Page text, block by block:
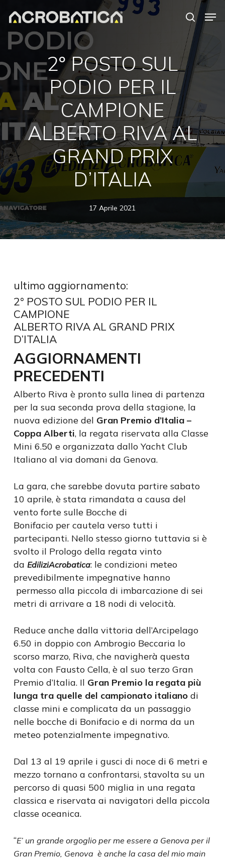
main
content
search
2° POSTO SUL
PODIO PER IL
CAMPIONE
ALBERTO RIVA AL
GRAND PRIX
D’ITALIA
17 Aprile 2021
ultimo aggiornamento:
2° POSTO SUL PODIO PER IL
CAMPIONE
ALBERTO RIVA AL GRAND PRIX
D’ITALIA
AGGIORNAMENTI
PRECEDENTI
Alberto Riva è pronto sulla linea di partenza
per la sua seconda prova della stagione, la
nuova edizione del Gran Premio d’Italia –
Coppa Alberti, la regata riservata alla Classe
Mini 6.50 e organizzata dallo Yacht Club
Italiano al via domani da Genova.
La gara, che sarebbe dovuta partire sabato
10 aprile, è stata rimandata a causa del
vento forte sulle Bocche di
Bonifacio per cautela verso tutti i
partecipanti. Nello stesso giorno tuttavia si è
svolto il Prologo della regata vinto
da EdiliziAcrobatica: le condizioni meteo
prevedibilmente impegnative hanno
permesso alla piccola di imbarcazione di sei
metri di arrivare a 18 nodi di velocità.
Reduce anche dalla vittoria dell’Arcipelago
6.50 in doppio con Ambrogio Beccaria lo
scorso marzo, Riva, che navigherà questa
volta con Fausto Cella, è al suo terzo Gran
Premio d’Italia. Il Gran Premio la regata più
lunga tra quelle del campionato italiano di
classe mini e complicata da un passaggio
nelle bocche di Bonifacio e di norma da un
meteo potenzialmente impegnativo.
Dal 13 al 19 aprile i gusci di noce di 6 metri e
mezzo tornano a confrontarsi, stavolta su un
percorso di quasi 500 miglia in una regata
classica e riservata ai navigatori della piccola
classe oceanica.
“E’ un grande orgoglio per me essere a Genova per il
Gran Premio, Genova è anche la casa del mio main
Close